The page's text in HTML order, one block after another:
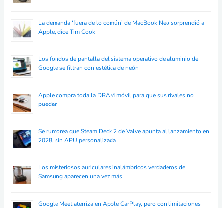
La demanda ‘fuera de lo común’ de MacBook Neo sorprendió a
Apple, dice Tim Cook
Los fondos de pantalla del sistema operativo de aluminio de
Google se filtran con estética de neón
Apple compra toda la DRAM móvil para que sus rivales no
puedan
Se rumorea que Steam Deck 2 de Valve apunta al lanzamiento en
2028, sin APU personalizada
Los misteriosos auriculares inalámbricos verdaderos de
Samsung aparecen una vez más
Google Meet aterriza en Apple CarPlay, pero con limitaciones